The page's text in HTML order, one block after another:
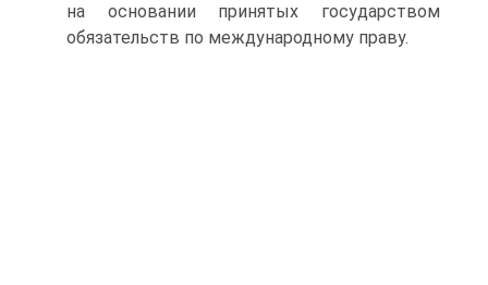
на основании принятых государством
обязательств по международному праву.